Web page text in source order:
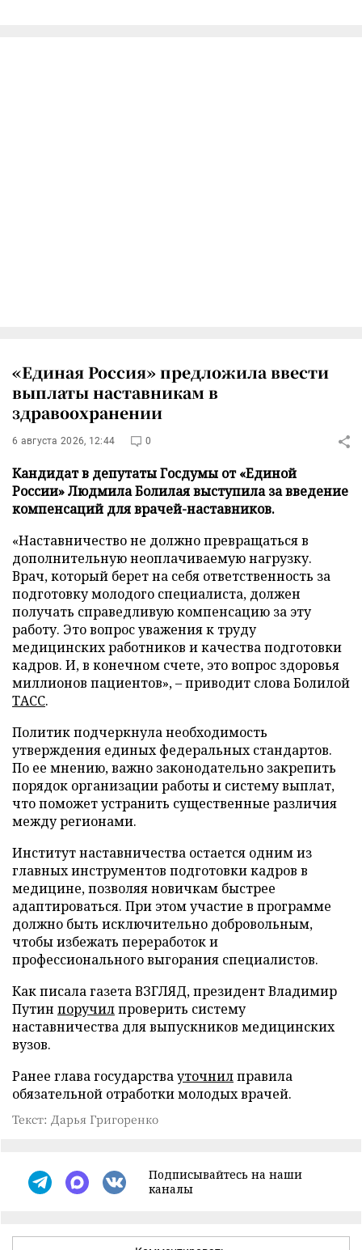
«Единая Россия» предложила ввести
выплаты наставникам в
здравоохранении
6 августа 2026, 12:44 0
Кандидат в депутаты Госдумы от «Единой
России» Людмила Болилая выступила за введение
компенсаций для врачей-наставников.
«Наставничество не должно превращаться в
дополнительную неоплачиваемую нагрузку.
Врач, который берет на себя ответственность за
подготовку молодого специалиста, должен
получать справедливую компенсацию за эту
работу. Это вопрос уважения к труду
медицинских работников и качества подготовки
кадров. И, в конечном счете, это вопрос здоровья
миллионов пациентов», – приводит слова Болилой
ТАСС.
Политик подчеркнула необходимость
утверждения единых федеральных стандартов.
По ее мнению, важно законодательно закрепить
порядок организации работы и систему выплат,
что поможет устранить существенные различия
между регионами.
Институт наставничества остается одним из
главных инструментов подготовки кадров в
медицине, позволяя новичкам быстрее
адаптироваться. При этом участие в программе
должно быть исключительно добровольным,
чтобы избежать переработок и
профессионального выгорания специалистов.
Как писала газета ВЗГЛЯД, президент Владимир
Путин поручилпроверить систему
наставничества для выпускников медицинских
вузов.
Ранее глава государствауточнилправила
обязательной отработки молодых врачей.
Текст: Дарья Григоренко
Подписывайтесь на наши
каналы